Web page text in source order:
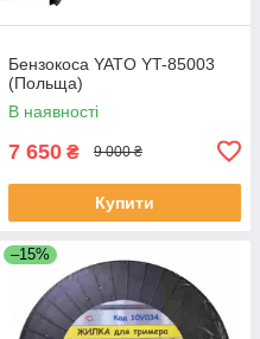
Бензокоса YATO YT-85003
(Польща)
В наявності
7 650 ₴ 9 000 ₴
Купити
–15%